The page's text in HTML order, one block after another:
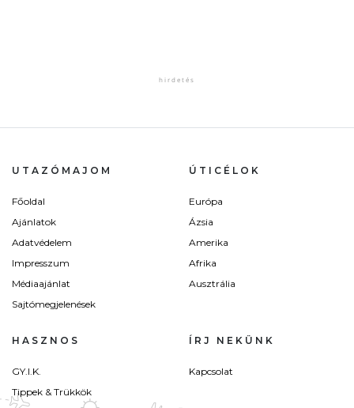
UTAZÓMAJOM
Főoldal
Ajánlatok
Adatvédelem
Impresszum
Médiaajánlat
Sajtómegjelenések
ÚTICÉLOK
Európa
Ázsia
Amerika
Afrika
Ausztrália
HASZNOS
GY.I.K.
Tippek & Trükkök
ÍRJ NEKÜNK
Kapcsolat